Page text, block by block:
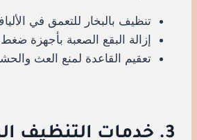
تنظيف بالبخار للتعمق في
إزالة البقع الصعبة بأجهزة ضغط
تعقيم القاعدة لمنع العث
3. خدمات التنظيف المتخصصة